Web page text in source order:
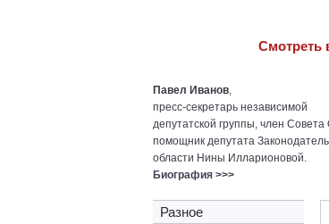
Cмотреть
Павел Иванов,
пресс-секретарь независимой
депутатской группы, член
помощник депутата
области Нины Илларионовой.
Биография >>>
Разное